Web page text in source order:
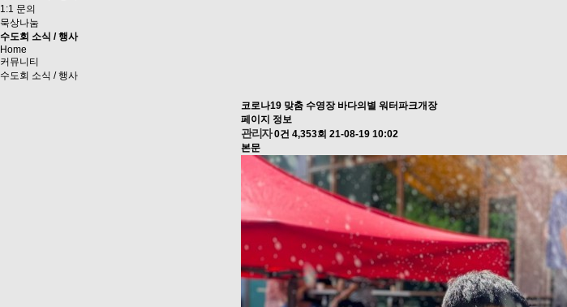
1:1 문의
묵상나눔
수도회 소식 / 행사
Home
커뮤니티
수도회 소식 / 행사
코로나19 맞춤 수영장 바다의별 워터파크개장
페이지 정보
관리자 0건 4,353회 21-08-19 10:02
본문